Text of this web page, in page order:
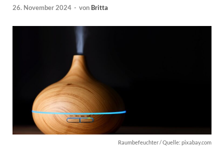
26. November 2024 - von Britta
Raumbefeuchter / Quelle: pixabay.com